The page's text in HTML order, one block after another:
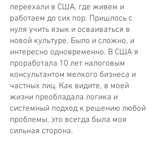
переехали в США, где живем и
работаем до сих пор. Пришлось с
нуля учить язык и осваиваться в
новой культуре. Было и сложно, и
интересно одновременно. В США я
проработала 10 лет налоговым
консультантом мелкого бизнеса и
частных лиц. Как видите, в моей
жизни преобладала логика и
системный подход к решению любой
проблемы, это всегда была моя
сильная сторона.